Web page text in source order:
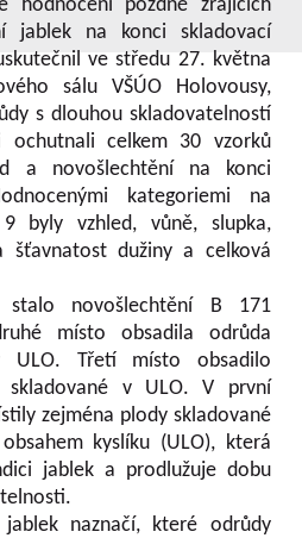
hodnocení pozdně zrajících
jablek na konci skladovací
ve středu 27. května
sálu VŠÚO Holovousy,
s dlouhou skladovatelností
ochutnali celkem 30 vzorků
a novošlechtění na konci
kategoriemi na
byly vzhled, vůně, slupka,
šťavnatost dužiny a celková
stalo novošlechtění B 171
místo obsadila odrůda
ULO. Třetí místo obsadilo
skladované v ULO. V první
zejména plody skladované
kyslíku (ULO), která
jablek a prodlužuje dobu
jablek naznačí, které odrůdy